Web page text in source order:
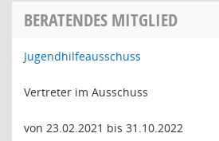
BERATENDES MITGLIED
Jugendhilfeausschuss
Vertreter im Ausschuss
von 23.02.2021 bis 31.10.2022